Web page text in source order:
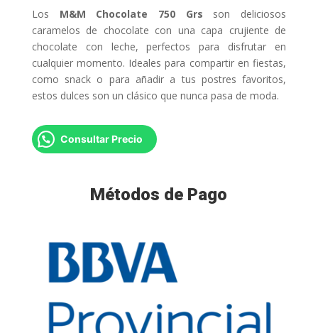
Los M&M Chocolate 750 Grs son deliciosos
caramelos de chocolate con una capa crujiente de
chocolate con leche, perfectos para disfrutar en
cualquier momento. Ideales para compartir en fiestas,
como snack o para añadir a tus postres favoritos,
estos dulces son un clásico que nunca pasa de moda.
Consultar Precio
Métodos de Pago